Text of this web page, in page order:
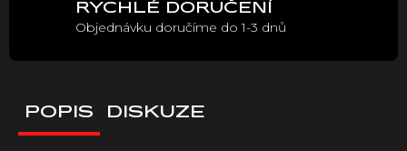
RYCHLÉ DORUČENÍ
Objednávku doručíme do 1-3 dnů
POPIS DISKUZE